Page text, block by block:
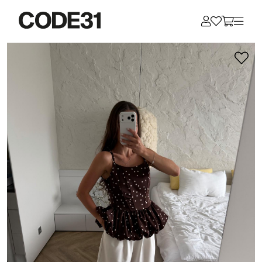
Для клиентов всех банков
Разбейте
оплату
на части
без переплат
График платежей
Сегодня
25